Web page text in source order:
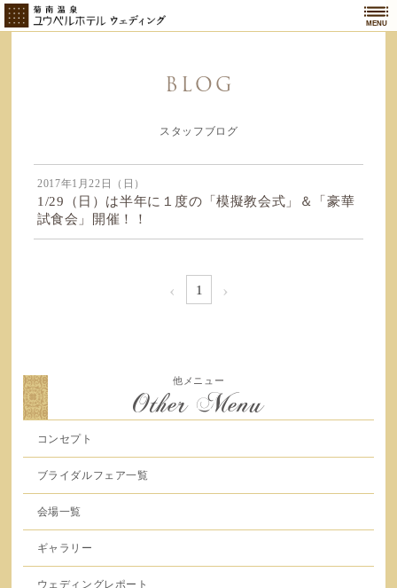
MENU
BLOG
スタッフブログ
2017年1月22日（日）
1/29（日）は半年に１度の「模擬教会式」＆「豪華
試食会」開催！！
‹ 1 ›
他メニュー
Other Menu
コンセプト
ブライダルフェア一覧
会場一覧
ギャラリー
ウェディングレポート